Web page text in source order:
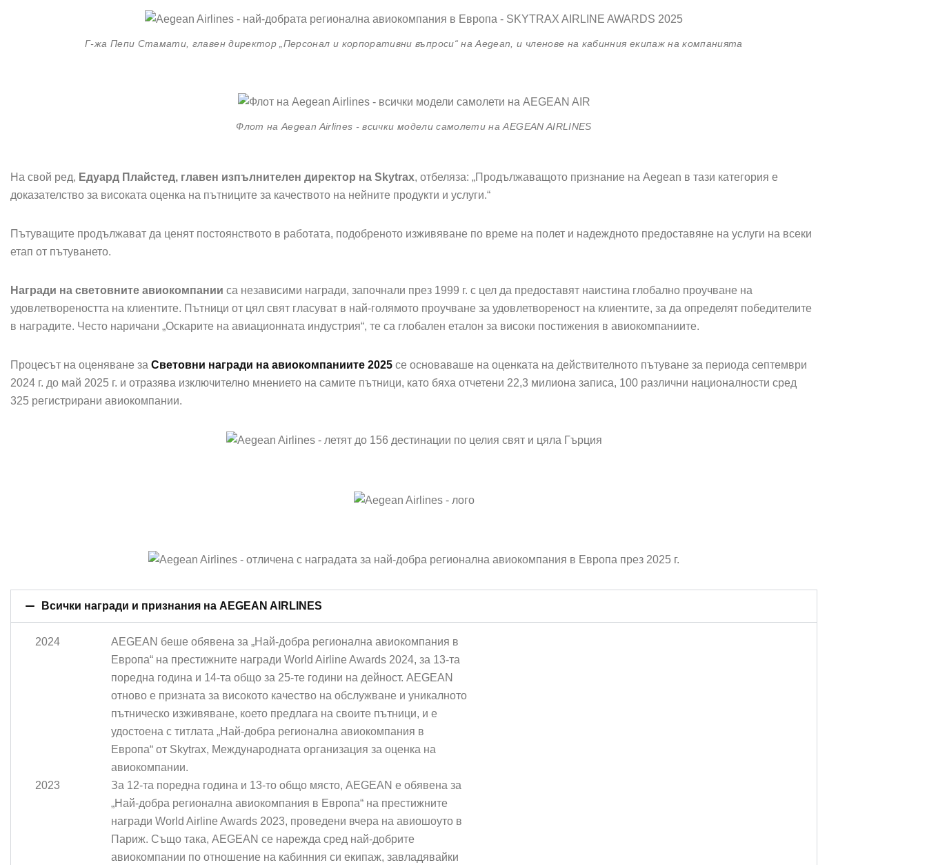
Г-жа Пепи Стамати, главен директор „Персонал и корпоративни въпроси“ на Aegean, и членове на кабинния екипаж на компанията
Флот на Aegean Airlines - всички модели самолети на AEGEAN AIRLINES
На свой ред, Едуард Плайстед, главен изпълнителен директор на Skytrax, отбеляза: „Продължаващото признание на Aegean в тази категория е
доказателство за високата оценка на пътниците за качеството на нейните продукти и услуги.“
Пътуващите продължават да ценят постоянството в работата, подобреното изживяване по време на полет и надеждното предоставяне на услуги на всеки
етап от пътуването.
Награди на световните авиокомпании са независими награди, започнали през 1999 г. с цел да предоставят наистина глобално проучване на
удовлетвореността на клиентите. Пътници от цял свят гласуват в най-голямото проучване за удовлетвореност на клиентите, за да определят победителите
в наградите. Често наричани „Оскарите на авиационната индустрия“, те са глобален еталон за високи постижения в авиокомпаниите.
Процесът на оценяване за Световни награди на авиокомпаниите 2025 се основаваше на оценката на действителното пътуване за периода септември
2024 г. до май 2025 г. и отразява изключително мнението на самите пътници, като бяха отчетени 22,3 милиона записа, 100 различни националности сред
325 регистрирани авиокомпании.
Всички награди и признания на AEGEAN AIRLINES
2024
AEGEAN беше обявена за „Най-добра регионална авиокомпания в
Европа“ на престижните награди World Airline Awards 2024, за 13-та
поредна година и 14-та общо за 25-те години на дейност. AEGEAN
отново е призната за високото качество на обслужване и уникалното
пътническо изживяване, което предлага на своите пътници, и е
удостоена с титлата „Най-добра регионална авиокомпания в
Европа“ от Skytrax, Международната организация за оценка на
авиокомпании.
2023
За 12-та поредна година и 13-то общо място, AEGEAN е обявена за
„Най-добра регионална авиокомпания в Европа“ на престижните
награди World Airline Awards 2023, проведени вчера на авиошоуто в
Париж. Също така, AEGEAN се нарежда сред най-добрите
авиокомпании по отношение на кабинния си екипаж, завладявайки